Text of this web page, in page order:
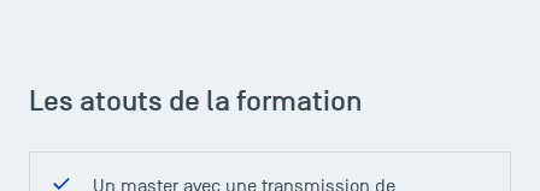
Les atouts de la formation
Un master avec une transmission de